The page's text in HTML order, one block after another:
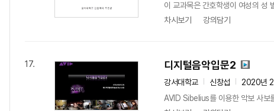
이 교과목은 간호학생이 여성의 성
차시보기
강의담기
17. 디지털음악입문2
강서대학교 신창섭
2020년 2
AVID Sibelius를 이용한 악보 사보